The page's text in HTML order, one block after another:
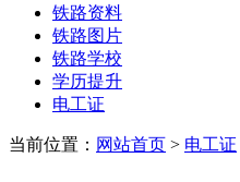
铁路资料
铁路图片
铁路学校
学历提升
电工证
当前位置： 网站首页 > 电工证